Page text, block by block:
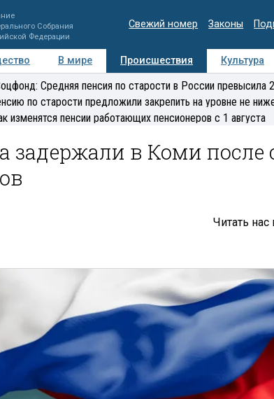
Собрания
Федерации
Свежий номер Законы
В мире Происшествия Культура
Регионы Медиацентр Интервью
Средняя пенсия по старости в России превысила
по старости предложили закрепить на уровне не
изменятся пенсии работающих пенсионеров с 1 августа
задержали в Коми после
Читать нас